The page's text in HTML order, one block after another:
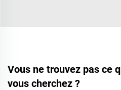
Vous ne trouvez pas ce
vous cherchez ?